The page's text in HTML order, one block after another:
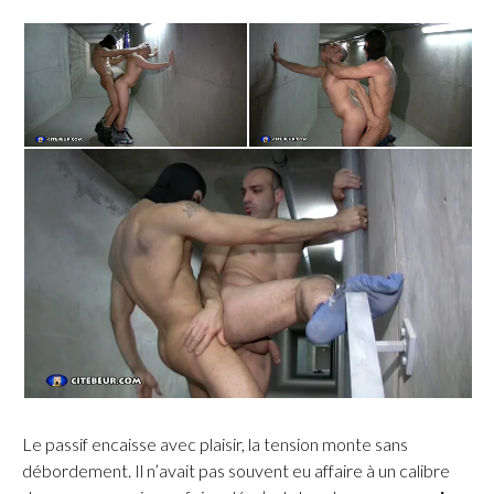
Le passif encaisse avec plaisir, la tension monte sans
débordement. Il n’avait pas souvent eu affaire à un calibre